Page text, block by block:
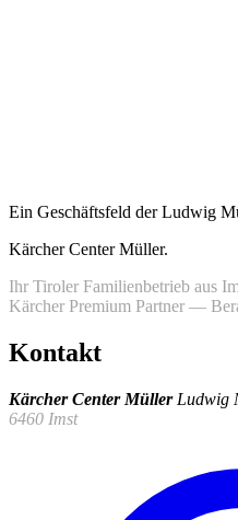
Ein Geschäftsfeld der Ludwig
Kärcher Center Müller.
Ihr Tiroler Familienbetrieb aus
Kärcher Premium Partner —
Kontakt
Kärcher Center Müller Ludwig
6460 Imst